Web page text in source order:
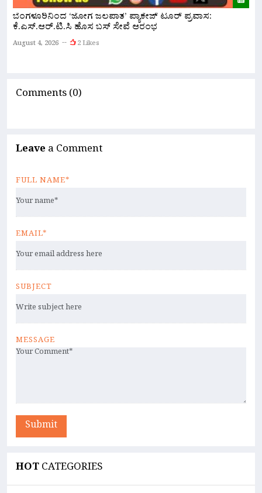
ಬೆಂಗಳೂರಿನಿಂದ ‘ಜೋಗ ಜಲಪಾತ’ ಪ್ಯಾಕೇಜ್ ಟೂರ್ ಪ್ರವಾಸ:
ಕೆ.ಎಸ್.ಆರ್.ಟಿ.ಸಿ ಹೊಸ ಬಸ್ ಸೇವೆ ಆರಂಭ
August 4, 2026 2 Likes
Comments (0)
Leave a Comment
FULL NAME*
EMAIL*
SUBJECT
MESSAGE
Submit
HOTCATEGORIES